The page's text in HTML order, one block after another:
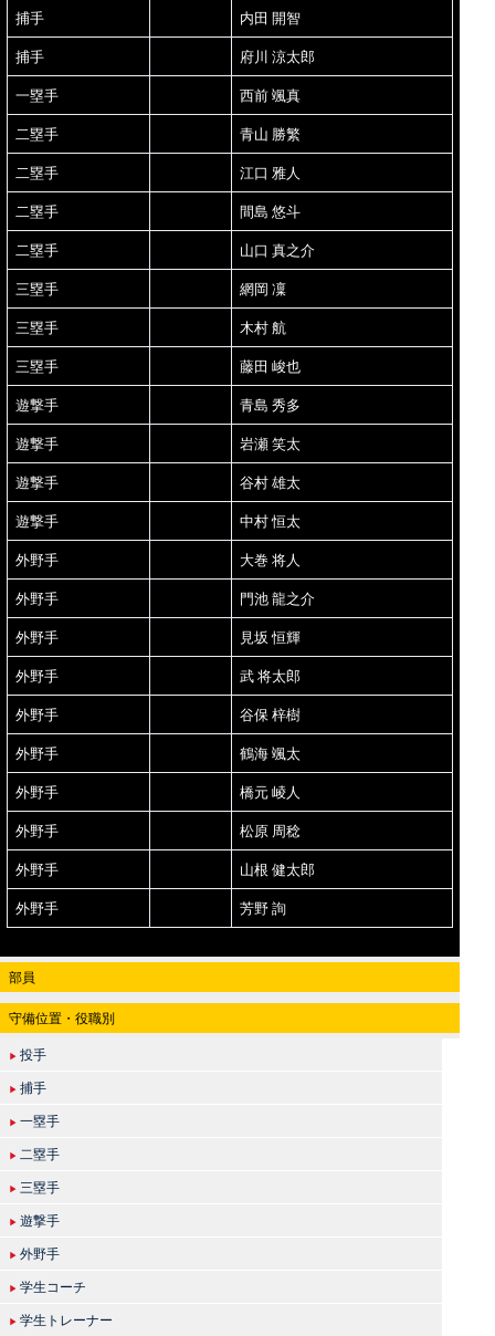
捕手 内田 開智
捕手 府川 涼太郎
一塁手 西前 颯真
二塁手 青山 勝繁
二塁手 江口 雅人
二塁手 間島 悠斗
二塁手 山口 真之介
三塁手 網岡 凜
三塁手 木村 航
三塁手 藤田 峻也
遊撃手 青島 秀多
遊撃手 岩瀬 笑太
遊撃手 谷村 雄太
遊撃手 中村 恒太
外野手 大巻 将人
外野手 門池 龍之介
外野手 見坂 恒輝
外野手 武 将太郎
外野手 谷保 梓樹
外野手 鶴海 颯太
外野手 橋元 崚人
外野手 松原 周稔
外野手 山根 健太郎
外野手 芳野 詢
部員
守備位置・役職別
▶ 投手
▶ 捕手
▶ 一塁手
▶ 二塁手
▶ 三塁手
▶ 遊撃手
▶ 外野手
▶ 学生コーチ
▶ 学生トレーナー